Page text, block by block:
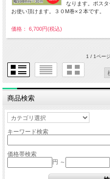
なります。ポス
お使い頂けます。３０M巻×２本です。
価格： 6,700円(税込)
1 / 1ペー
商品検索
キーワード検索
価格帯検索
円 ～